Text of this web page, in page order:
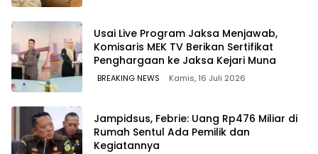
Usai Live Program Jaksa Menjawab,
Komisaris MEK TV Berikan Sertifikat
Penghargaan ke Jaksa Kejari Muna
BREAKING NEWS Kamis, 16 Juli 2026
Jampidsus, Febrie: Uang Rp476 Miliar di
Rumah Sentul Ada Pemilik dan
Kegiatannya